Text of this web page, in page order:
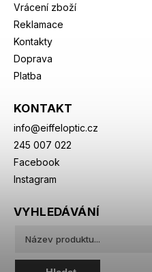
Vrácení zboží
Reklamace
Kontakty
Doprava
Platba
KONTAKT
info@eiffeloptic.cz
245 007 022
Facebook
Instagram
VYHLEDÁVÁNÍ